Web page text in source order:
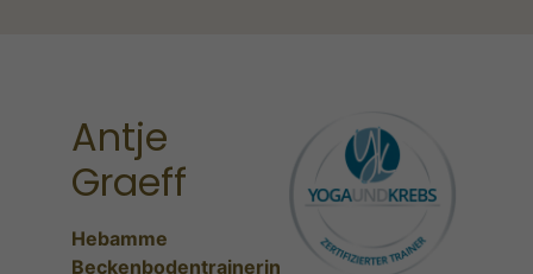
Antje
Graeff
Hebamme
Beckenbodentrainerin